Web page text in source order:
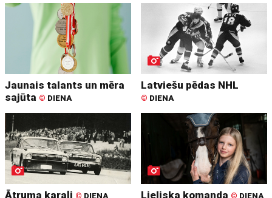
Jaunais talants un mēra
sajūta © DIENA
Latviešu pēdas NHL
© DIENA
Ātruma karaļi © DIENA Lieliska komanda © DIENA